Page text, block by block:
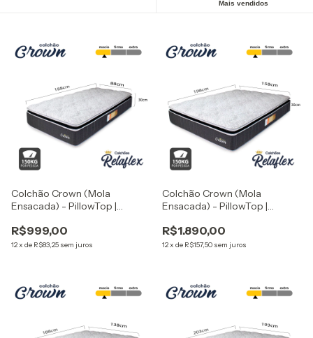
Mais vendidos
Colchão Crown (Mola
Ensacada) - PillowTop |
88x188x30 cm
R$999,00
12x de R$83,25 sem juros
Colchão Crown (Mola
Ensacada) - PillowTop |
158x198x30 cm
R$1.890,00
12x de R$157,50 sem juros